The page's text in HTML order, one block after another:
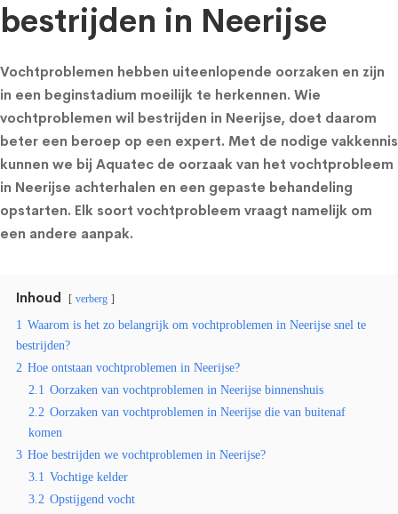
bestrijden in Neerijse
Vochtproblemen hebben uiteenlopende oorzaken en zijn
in een beginstadium moeilijk te herkennen. Wie
vochtproblemen wil bestrijden in Neerijse, doet daarom
beter een beroep op een expert. Met de nodige vakkennis
kunnen we bij Aquatec de oorzaak van het vochtprobleem
in Neerijse achterhalen en een gepaste behandeling
opstarten. Elk soort vochtprobleem vraagt namelijk om
een andere aanpak.
Inhoud verberg
1 Waarom is het zo belangrijk om vochtproblemen in Neerijse snel te
bestrijden?
2 Hoe ontstaan vochtproblemen in Neerijse?
2.1 Oorzaken van vochtproblemen in Neerijse binnenshuis
2.2 Oorzaken van vochtproblemen in Neerijse die van buitenaf
komen
3 Hoe bestrijden we vochtproblemen in Neerijse?
3.1 Vochtige kelder
3.2 Opstijgend vocht